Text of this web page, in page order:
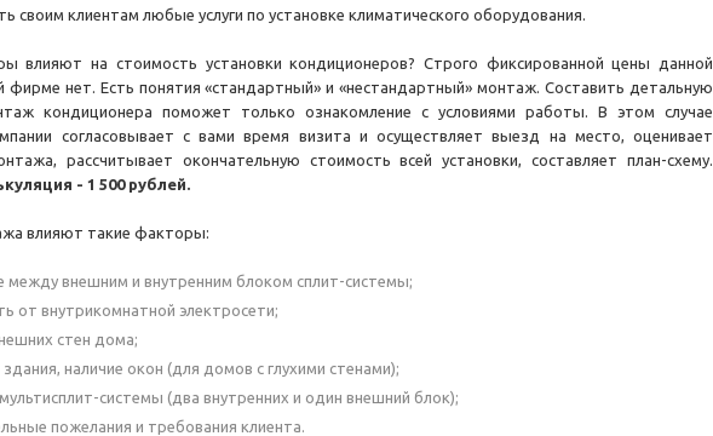
своим клиентам любые услуги по установке климатического оборудования.
влияют на стоимость установки кондиционеров? Строго фиксированной цены данной
фирме нет. Есть понятия «стандартный» и «нестандартный» монтаж. Составить детальную
кондиционера поможет только ознакомление с условиями работы. В этом случае
согласовывает с вами время визита и осуществляет выезд на место, оценивает
рассчитывает окончательную стоимость всей установки, составляет план-схему.
- 1 500 рублей.
влияют такие факторы:
между внешним и внутренним блоком сплит-системы;
от внутрикомнатной электросети;
стен дома;
наличие окон (для домов с глухими стенами);
системы (два внутренних и один внешний блок);
пожелания и требования клиента.